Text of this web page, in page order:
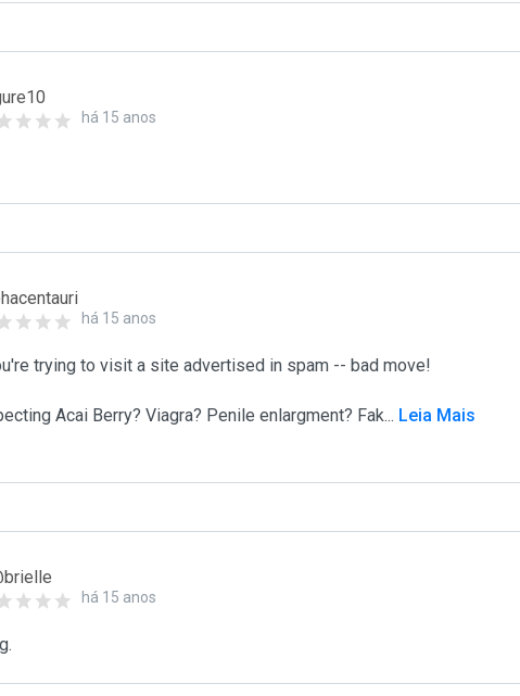
há 15 anos
há 15 anos
trying to visit a site advertised in spam -- bad move!
Acai Berry? Viagra? Penile enlargment? Fak... Leia Mais
há 15 anos